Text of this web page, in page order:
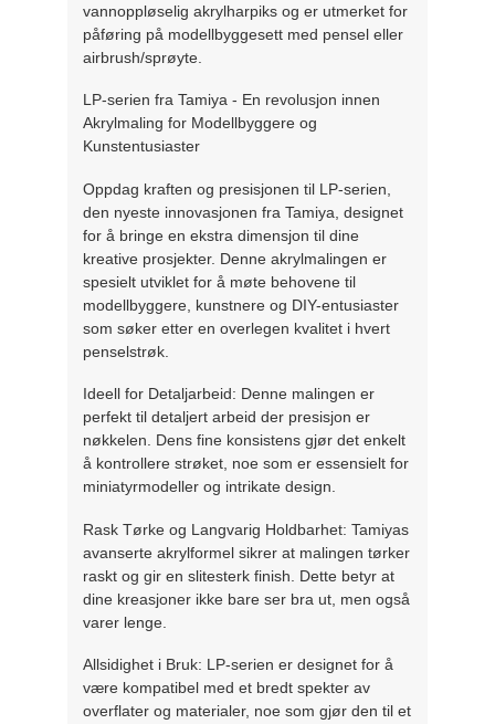
vannoppløselig akrylharpiks og er utmerket for
påføring på modellbyggesett med pensel eller
airbrush/sprøyte.
LP-serien fra Tamiya - En revolusjon innen
Akrylmaling for Modellbyggere og
Kunstentusiaster
Oppdag kraften og presisjonen til LP-serien,
den nyeste innovasjonen fra Tamiya, designet
for å bringe en ekstra dimensjon til dine
kreative prosjekter. Denne akrylmalingen er
spesielt utviklet for å møte behovene til
modellbyggere, kunstnere og DIY-entusiaster
som søker etter en overlegen kvalitet i hvert
penselstrøk.
Ideell for Detaljarbeid: Denne malingen er
perfekt til detaljert arbeid der presisjon er
nøkkelen. Dens fine konsistens gjør det enkelt
å kontrollere strøket, noe som er essensielt for
miniatyrmodeller og intrikate design.
Rask Tørke og Langvarig Holdbarhet: Tamiyas
avanserte akrylformel sikrer at malingen tørker
raskt og gir en slitesterk finish. Dette betyr at
dine kreasjoner ikke bare ser bra ut, men også
varer lenge.
Allsidighet i Bruk: LP-serien er designet for å
være kompatibel med et bredt spekter av
overflater og materialer, noe som gjør den til et